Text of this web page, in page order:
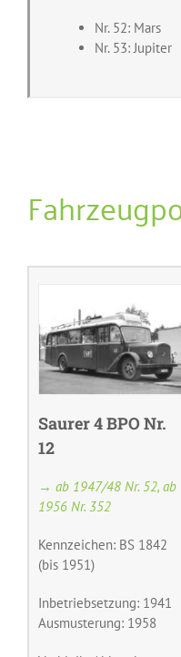
Nr. 52: Mars
Nr. 53: Jupiter
Saurer 4 BPO Nr.
12
→ ab 1947/48 Nr. 52, ab
1956 Nr. 352
Kennzeichen: BS 1842
(bis 1951)
Inbetriebsetzung: 1941
Ausmusterung: 1958